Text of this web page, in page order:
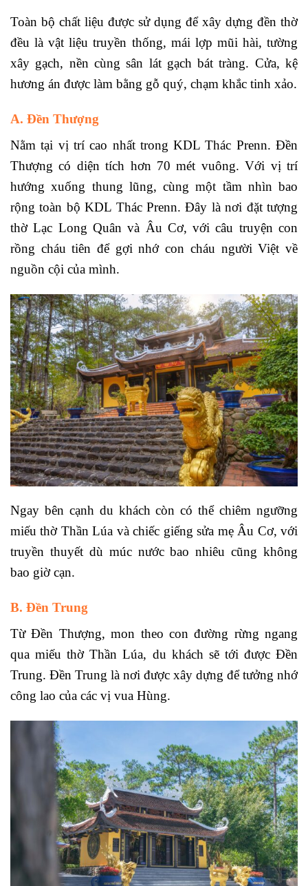
Toàn bộ chất liệu được sử dụng để xây dựng đền thờ
đều là vật liệu truyền thống, mái lợp mũi hài, tường
xây gạch, nền cùng sân lát gạch bát tràng. Cửa, kệ
hương án được làm bằng gỗ quý, chạm khắc tinh xảo.
A. Đền Thượng
Nằm tại vị trí cao nhất trong KDL Thác Prenn. Đền
Thượng có diện tích hơn 70 mét vuông. Với vị trí
hướng xuống thung lũng, cùng một tầm nhìn bao
rộng toàn bộ KDL Thác Prenn. Đây là nơi đặt tượng
thờ Lạc Long Quân và Âu Cơ, với câu truyện con
rồng cháu tiên để gợi nhớ con cháu người Việt về
nguồn cội của mình.
Ngay bên cạnh du khách còn có thể chiêm ngưỡng
miếu thờ Thần Lúa và chiếc giếng sửa mẹ Âu Cơ, với
truyền thuyết dù múc nước bao nhiêu cũng không
bao giờ cạn.
B. Đền Trung
Từ Đền Thượng, mon theo con đường rừng ngang
qua miếu thờ Thần Lúa, du khách sẽ tới được Đền
Trung. Đền Trung là nơi được xây dựng để tưởng nhớ
công lao của các vị vua Hùng.